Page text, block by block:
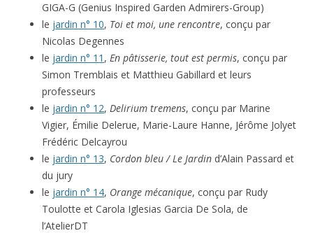
GIGA-G (Genius Inspired Garden Admirers-Group)
le jardin n° 10, Toi et moi, une rencontre, conçu par
Nicolas Degennes
le jardin n° 11 , En pâtisserie, tout est permis, conçu par
Simon Tremblais et Matthieu Gabillard et leurs
professeurs
le jardin n° 12, Delirium tremens, conçu par Marine
Vigier, Émilie Delerue, Marie-Laure Hanne, Jérôme Jolyet
Frédéric Delcayrou
le jardin n° 13, Cordon bleu / Le Jardin d’Alain Passard et
du jury
le jardin n° 14, Orange mécanique, conçu par Rudy
Toulotte et Carola Iglesias Garcia De Sola, de
l’AtelierDT